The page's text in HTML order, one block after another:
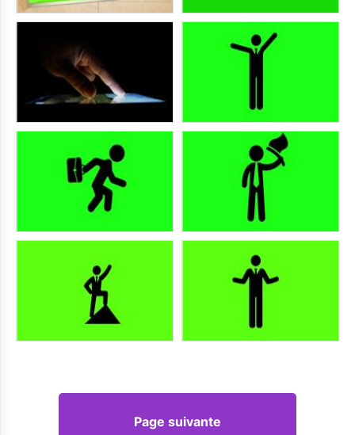
Page suivante